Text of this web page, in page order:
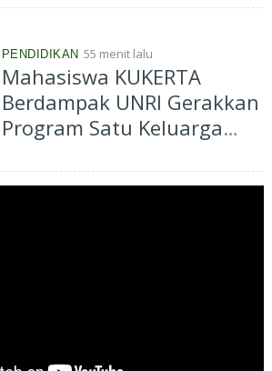
Abu Huroiroh
PENDIDIKAN 55 menit lalu
Mahasiswa KUKERTA
Berdampak UNRI Gerakkan
Program Satu Keluarga
Jaya